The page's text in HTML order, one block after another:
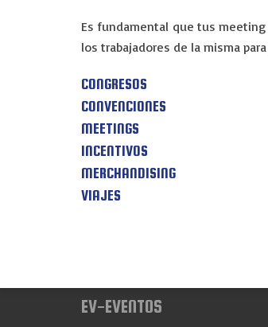
Es fundamental que tus
los trabajadores de la misma
CONGRESOS
CONVENCIONES
MEETINGS
INCENTIVOS
MERCHANDISING
VIAJES
EV-EVENTOS